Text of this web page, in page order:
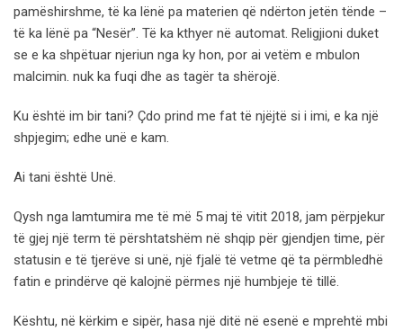
pamëshirshme, të ka lënë pa materien që ndërton jetën tënde –
të ka lënë pa “Nesër”. Të ka kthyer në automat. Religjioni duket
se e ka shpëtuar njeriun nga ky hon, por ai vetëm e mbulon
malcimin. nuk ka fuqi dhe as tagër ta shërojë.
Ku është im bir tani? Çdo prind me fat të njëjtë si i imi, e ka një
shpjegim; edhe unë e kam.
Ai tani është Unë.
Qysh nga lamtumira me të më 5 maj të vitit 2018, jam përpjekur
të gjej një term të përshtatshëm në shqip për gjendjen time, për
statusin e të tjerëve si unë, një fjalë të vetme që ta përmbledhë
fatin e prindërve që kalojnë përmes një humbjeje të tillë.
Kështu, në kërkim e sipër, hasa një ditë në esenë e mprehtë mbi